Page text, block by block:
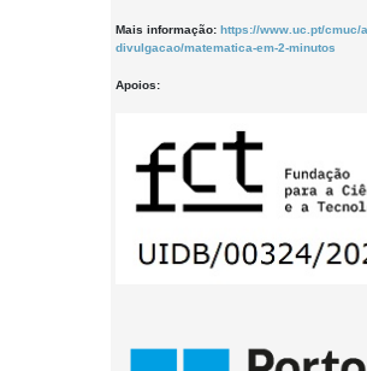
Mais informação: https://www.uc.pt/cmuc/
divulgacao/matematica-em-2-minutos
Apoios: